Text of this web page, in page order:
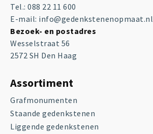
Tel.: 088 22 11 600
E-mail: info@gedenkstenenopmaat.nl
Bezoek- en postadres
Wesselstraat 56
2572 SH Den Haag
Assortiment
Grafmonumenten
Staande gedenkstenen
Liggende gedenkstenen